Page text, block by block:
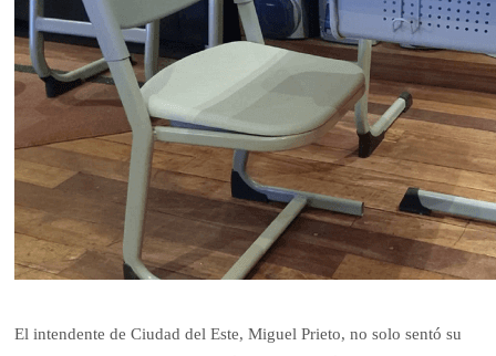
El intendente de Ciudad del Este, Miguel Prieto, no solo sentó su